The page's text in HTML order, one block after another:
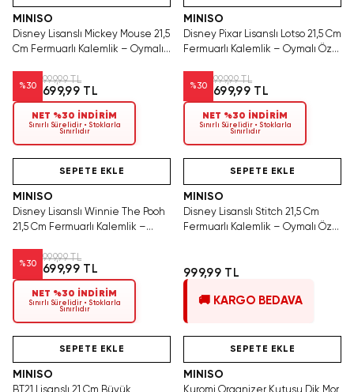
MINISO
Disney Lisanslı Mickey Mouse 21,5
Cm Fermuarlı Kalemlik – Oymalı
%30
999,99 TL
699,99 TL
NET %30 İNDİRİM
Sınırlı Sürelidir • Stoklarla
Sınırlıdır
MINISO
Disney Pixar Lisanslı Lotso 21,5 Cm
Fermuarlı Kalemlik – Oymalı Özel
%30
999,99 TL
699,99 TL
NET %30 İNDİRİM
Sınırlı Sürelidir • Stoklarla
Sınırlıdır
SEPETE EKLE
MINISO
Disney Lisanslı Winnie The Pooh
21,5 Cm Fermuarlı Kalemlik –
%30
999,99 TL
699,99 TL
NET %30 İNDİRİM
Sınırlı Sürelidir • Stoklarla
Sınırlıdır
SEPETE EKLE
MINISO
Disney Lisanslı Stitch 21,5 Cm
Fermuarlı Kalemlik – Oymalı Özel
999,99 TL
🚚 KARGO BEDAVA
SEPETE EKLE
MINISO
SEPETE EKLE
MINISO